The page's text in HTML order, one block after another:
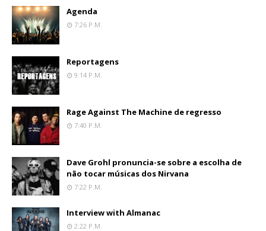
Agenda
7:26 P.m.
Reportagens
9:14 P.m.
Rage Against The Machine de regresso
7:40 P.m.
Dave Grohl pronuncia-se sobre a escolha de
não tocar músicas dos Nirvana
7:22 P.m.
Interview with Almanac
2:22 P.m.